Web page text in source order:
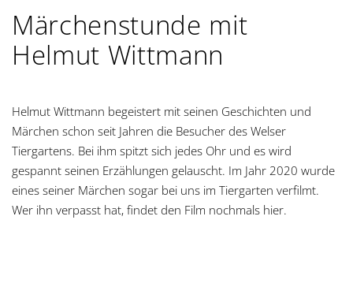
Märchenstunde mit
Helmut Wittmann
Helmut Wittmann begeistert mit seinen Geschichten und
Märchen schon seit Jahren die Besucher des Welser
Tiergartens. Bei ihm spitzt sich jedes Ohr und es wird
gespannt seinen Erzählungen gelauscht. Im Jahr 2020 wurde
eines seiner Märchen sogar bei uns im Tiergarten verfilmt.
Wer ihn verpasst hat, findet den Film nochmals hier.